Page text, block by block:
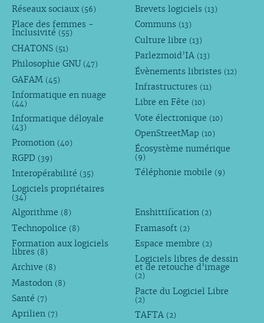
Réseaux sociaux (56)
Place des femmes -
Inclusivité (55)
CHATONS (51)
Philosophie GNU (47)
GAFAM (45)
Informatique en nuage
(44)
Informatique déloyale
(43)
Promotion (40)
RGPD (39)
Interopérabilité (35)
Logiciels propriétaires
(34)
Brevets logiciels (13)
Communs (13)
Culture libre (13)
Parlezmoid’IA (13)
Évènements libristes (12)
Infrastructures (11)
Libre en Fête (10)
Vote électronique (10)
OpenStreetMap (10)
Écosystème numérique
(9)
Téléphonie mobile (9)
Algorithme (8)
Technopolice (8)
Formation aux logiciels
libres (8)
Archive (8)
Mastodon (8)
Santé (7)
Aprilien (7)
Enshittification (2)
Framasoft (2)
Espace membre (2)
Logiciels libres de dessin
et de retouche d’image
(2)
Pacte du Logiciel Libre
(2)
TAFTA (2)